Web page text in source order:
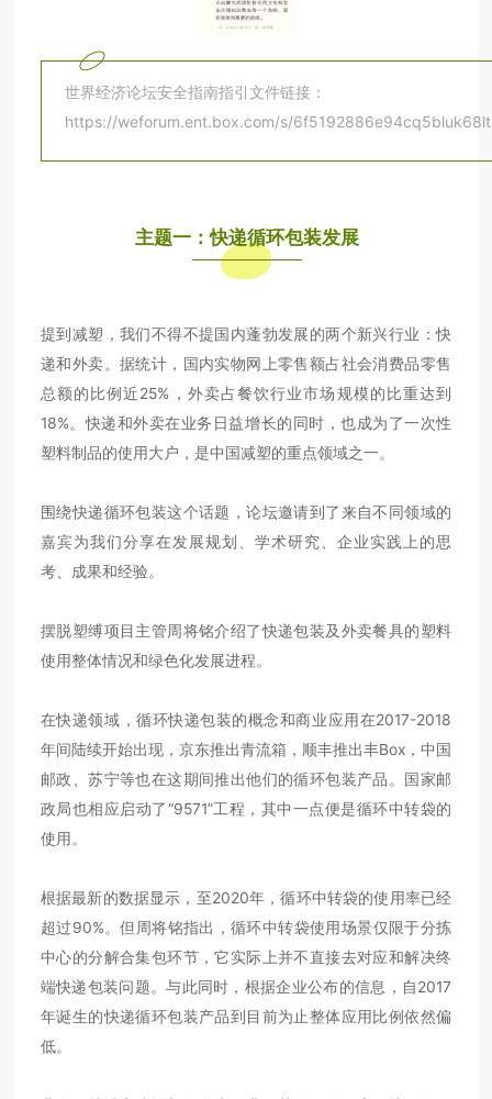
世界经济论坛安全指南指引文件链接：
https://weforum.ent.box.com/s/
主题一：快递循环包装发展
提到减塑，我们不得不提国内蓬勃发展的两个新兴行业：快
递和外卖。据统计，国内实物网上零售额占社会消费品零售
总额的比例近25%，外卖占餐饮行业市场规模的比重达到
18%。快递和外卖在业务日益增长的同时，也成为了一次性
塑料制品的使用大户，是中国减塑的重点领域之一。
围绕快递循环包装这个话题，论坛邀请到了来自不同领域的
嘉宾为我们分享在发展规划、学术研究、企业实践上的思
考、成果和经验。
摆脱塑缚项目主管周将铭介绍了快递包装及外卖餐具的塑料
使用整体情况和绿色化发展进程。
在快递领域，循环快递包装的概念和商业应用在2017-2018
年间陆续开始出现，京东推出青流箱，顺丰推出丰Box，中国
邮政、苏宁等也在这期间推出他们的循环包装产品。国家邮
政局也相应启动了“9571”工程，其中一点便是循环中转袋的
使用。
根据最新的数据显示，至2020年，循环中转袋的使用率已经
超过90%。但周将铭指出，循环中转袋使用场景仅限于分拣
中心的分解合集包环节，它实际上并不直接去对应和解决终
端快递包装问题。与此同时，根据企业公布的信息，自2017
年诞生的快递循环包装产品到目前为止整体应用比例依然偏
低。